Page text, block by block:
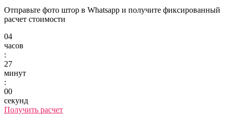
Отправьте фото штор в Whatsapp и получите фиксированный
расчет стоимости
04
часов
:
27
минут
:
00
секунд
Получить расчет